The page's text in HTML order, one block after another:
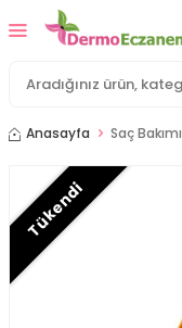
Anasayfa Saç Bakımı
Tükendi